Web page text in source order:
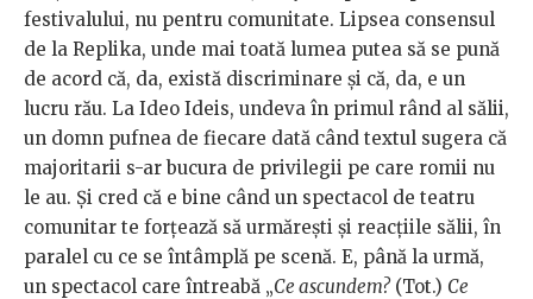
festivalului, nu pentru comunitate. Lipsea consensul
de la Replika, unde mai toată lumea putea să se pună
de acord că, da, există discriminare și că, da, e un
lucru rău. La Ideo Ideis, undeva în primul rând al sălii,
un domn pufnea de fiecare dată când textul sugera că
majoritarii s-ar bucura de privilegii pe care romii nu
le au. Și cred că e bine când un spectacol de teatru
comunitar te forțează să urmărești și reacțiile sălii, în
paralel cu ce se întâmplă pe scenă. E, până la urmă,
un spectacol care întreabă „Ce ascundem? (Tot.) Ce